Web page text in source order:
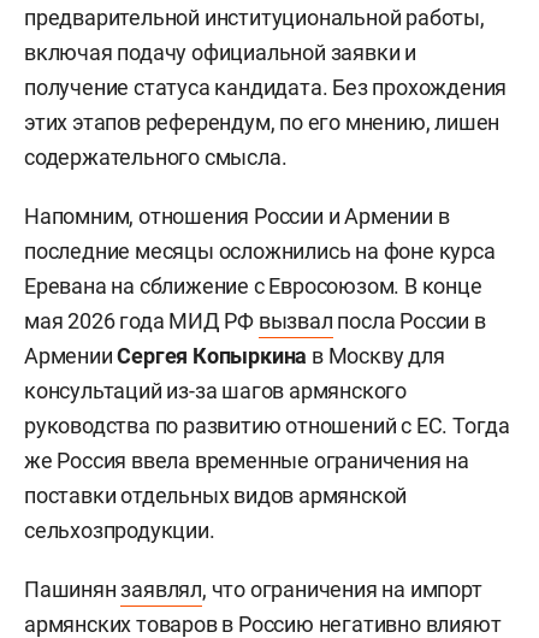
предварительной институциональной работы,
включая подачу официальной заявки и
получение статуса кандидата. Без прохождения
этих этапов референдум, по его мнению, лишен
содержательного смысла.
Напомним, отношения России и Армении в
последние месяцы осложнились на фоне курса
Еревана на сближение с Евросоюзом. В конце
мая 2026 года МИД РФ вызвал посла России в
АрменииСергея Копыркина в Москву для
консультаций из-за шагов армянского
руководства по развитию отношений с ЕС. Тогда
же Россия ввела временные ограничения на
поставки отдельных видов армянской
сельхозпродукции.
Пашинянзаявлял, что ограничения на импорт
армянских товаров в Россию негативно влияют